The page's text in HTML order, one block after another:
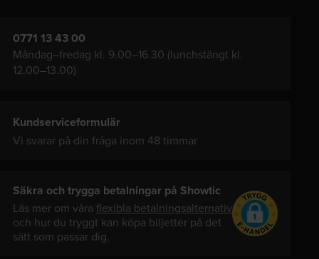
0771 13 43 00
Måndag–fredag kl. 9.00–16.30 (lunchstängt kl.
12.00–13.00)
Kundserviceformulär
Vi svarar på din fråga inom 48 timmar
Säkra och trygga betalningar på Showtic
Läs mer om våra flexibla betalningsalternativ
och hur du tryggt kan köpa biljetter på det
sätt som passar dig.